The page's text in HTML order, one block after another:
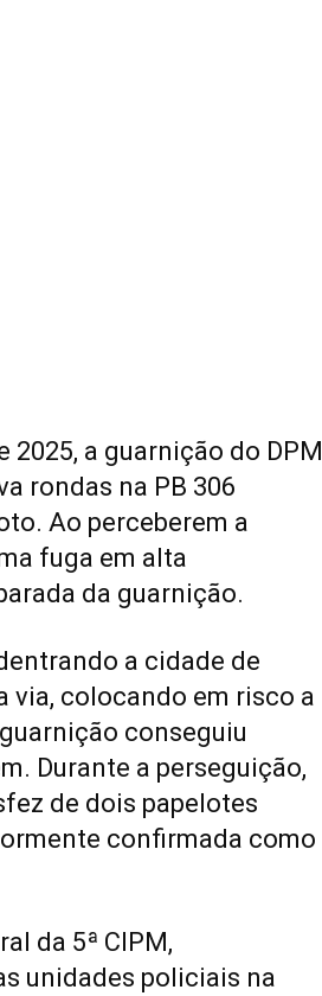
a guarnição do DPM
rondas na PB 306
Ao perceberem a
fuga em alta
da guarnição.
a cidade de
via, colocando em risco a
conseguiu
Durante a perseguição,
de dois papelotes
confirmada como
da 5ª CIPM,
unidades policiais na